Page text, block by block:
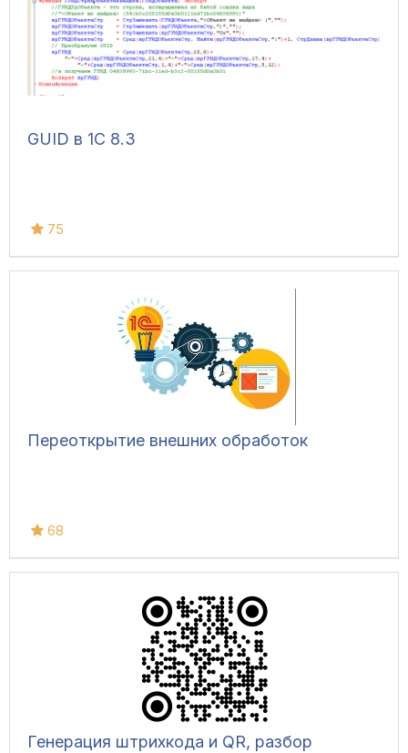
GUID в 1С 8.3
75
Переоткрытие внешних обработок
68
Генерация штрихкода и QR, разбор